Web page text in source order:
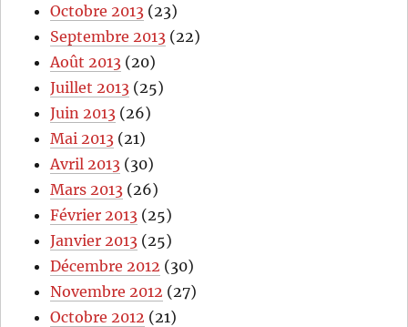
Octobre 2013 (23)
Septembre 2013 (22)
Août 2013 (20)
Juillet 2013 (25)
Juin 2013 (26)
Mai 2013 (21)
Avril 2013 (30)
Mars 2013 (26)
Février 2013 (25)
Janvier 2013 (25)
Décembre 2012 (30)
Novembre 2012 (27)
Octobre 2012 (21)